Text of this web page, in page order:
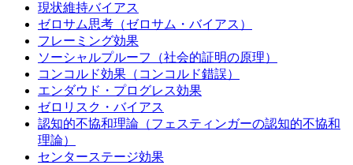
現状維持バイアス
ゼロサム思考（ゼロサム・バイアス）
フレーミング効果
ソーシャルプルーフ（社会的証明の原理）
コンコルド効果（コンコルド錯誤）
エンダウド・プログレス効果
ゼロリスク・バイアス
認知的不協和理論（フェスティンガーの認知的不協和
理論）
センターステージ効果